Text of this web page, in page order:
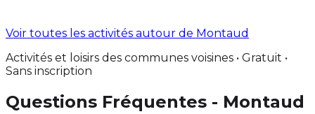
Voir toutes les activités autour de Montaud
Activités et loisirs des communes voisines • Gratuit •
Sans inscription
Questions Fréquentes - Montaud